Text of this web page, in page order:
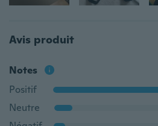
Avis produit
Notes
Positif
Neutre